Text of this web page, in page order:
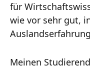
für
wie vor sehr gut,
Meinen